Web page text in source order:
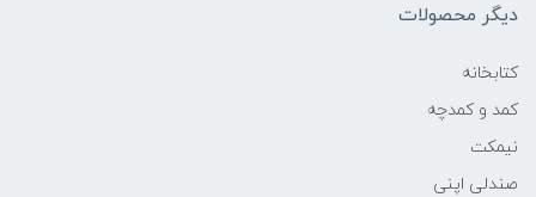
دیگر محصولات
کتابخانه
کمد و کمدچه
نیمکت
صندلی اپنی